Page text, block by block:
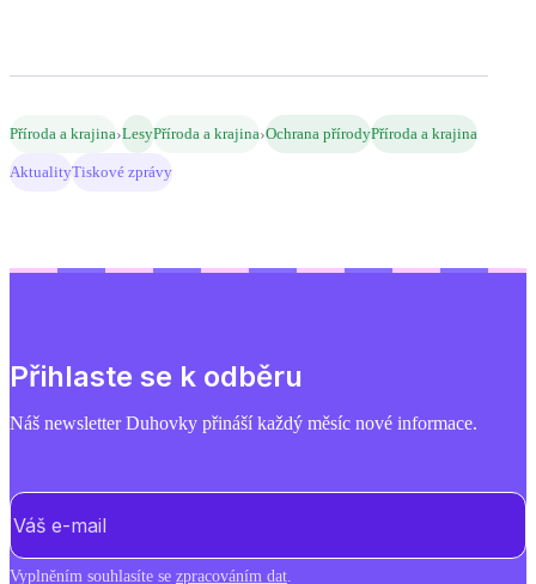
Příroda a krajina›LesyPříroda a krajina›Ochrana přírodyPříroda a krajina
AktualityTiskové zprávy
Přihlaste se k odběru
Náš newsletter Duhovky přináší každý měsíc nové informace.
E-mail
Vyplněním souhlasíte se zpracováním dat.